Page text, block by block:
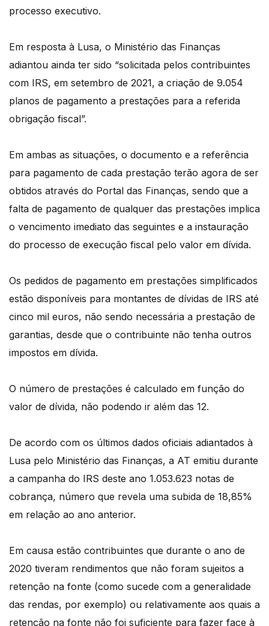
processo executivo.
Em resposta à Lusa, o Ministério das Finanças
adiantou ainda ter sido “solicitada pelos contribuintes
com IRS, em setembro de 2021, a criação de 9.054
planos de pagamento a prestações para a referida
obrigação fiscal”.
Em ambas as situações, o documento e a referência
para pagamento de cada prestação terão agora de ser
obtidos através do Portal das Finanças, sendo que a
falta de pagamento de qualquer das prestações implica
o vencimento imediato das seguintes e a instauração
do processo de execução fiscal pelo valor em dívida.
Os pedidos de pagamento em prestações simplificados
estão disponíveis para montantes de dívidas de IRS até
cinco mil euros, não sendo necessária a prestação de
garantias, desde que o contribuinte não tenha outros
impostos em dívida.
O número de prestações é calculado em função do
valor de dívida, não podendo ir além das 12.
De acordo com os últimos dados oficiais adiantados à
Lusa pelo Ministério das Finanças, a AT emitiu durante
a campanha do IRS deste ano 1.053.623 notas de
cobrança, número que revela uma subida de 18,85%
em relação ao ano anterior.
Em causa estão contribuintes que durante o ano de
2020 tiveram rendimentos que não foram sujeitos a
retenção na fonte (como sucede com a generalidade
das rendas, por exemplo) ou relativamente aos quais a
retenção na fonte não foi suficiente para fazer face à